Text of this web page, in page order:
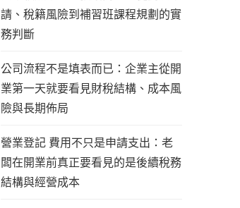
請、稅籍風險到補習班課程規劃的實
務判斷
公司流程不是填表而已：企業主從開
業第一天就要看見財稅結構、成本風
險與長期佈局
營業登記 費用不只是申請支出：老
闆在開業前真正要看見的是後續稅務
結構與經營成本